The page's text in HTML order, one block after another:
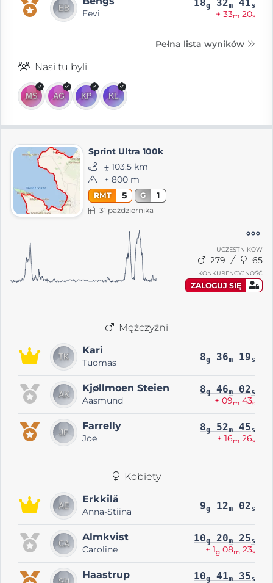
Eevi
18g 32m 41s
+ 33m 20s
Pełna lista wyników
Nasi tu byli
Sprint Ultra 100k
⨦ 103.5 km
+ 800 m
RMT 5 G 1
31 października
UCZESTNIKÓW
279 65
KONKURENCYJNOŚĆ
ZALOGUJ SIĘ
Mężczyźni
Kari
Tuomas 8g 36m 19s
Kjøllmoen Steien
Aasmund
8g 46m 02s
+ 09m 43s
Farrelly
Joe
8g 52m 45s
+ 16m 26s
Kobiety
Erkkilä
Anna-Stiina 9g 12m 02s
Almkvist
Caroline
10g 20m 25s
+ 1g 08m 23s
Haastrup 10g 41m 35s